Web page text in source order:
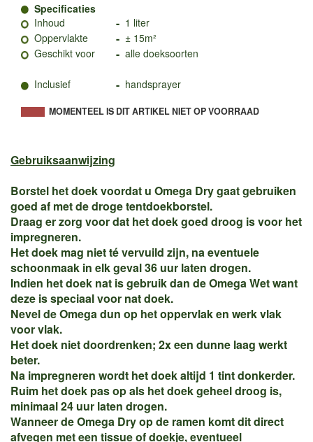
Specificaties
Inhoud
- 1 liter
Oppervlakte
- ± 15m²
Geschikt voor
- alle doeksoorten
Inclusief - handsprayer
MOMENTEEL IS DIT ARTIKEL NIET OP VOORRAAD
Gebruiksaanwijzing
Borstel het doek voordat u Omega Dry gaat gebruiken
goed af met de droge tentdoekborstel.
Draag er zorg voor dat het doek goed droog is voor het
impregneren.
Het doek mag niet té vervuild zijn, na eventuele
schoonmaak in elk geval 36 uur laten drogen.
Indien het doek nat is gebruik dan de Omega Wet want
deze is speciaal voor nat doek.
Nevel de Omega dun op het oppervlak en werk vlak
voor vlak.
Het doek niet doordrenken; 2x een dunne laag werkt
beter.
Na impregneren wordt het doek altijd 1 tint donkerder.
Ruim het doek pas op als het doek geheel droog is,
minimaal 24 uur laten drogen.
Wanneer de Omega Dry op de ramen komt dit direct
afvegen met een tissue of doekje, eventueel